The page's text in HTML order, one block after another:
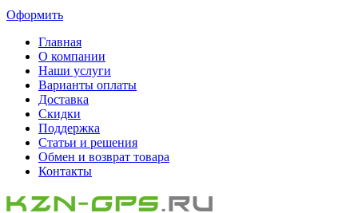
Оформить
Главная
О компании
Наши услуги
Варианты оплаты
Доставка
Скидки
Поддержка
Статьи и решения
Обмен и возврат товара
Контакты